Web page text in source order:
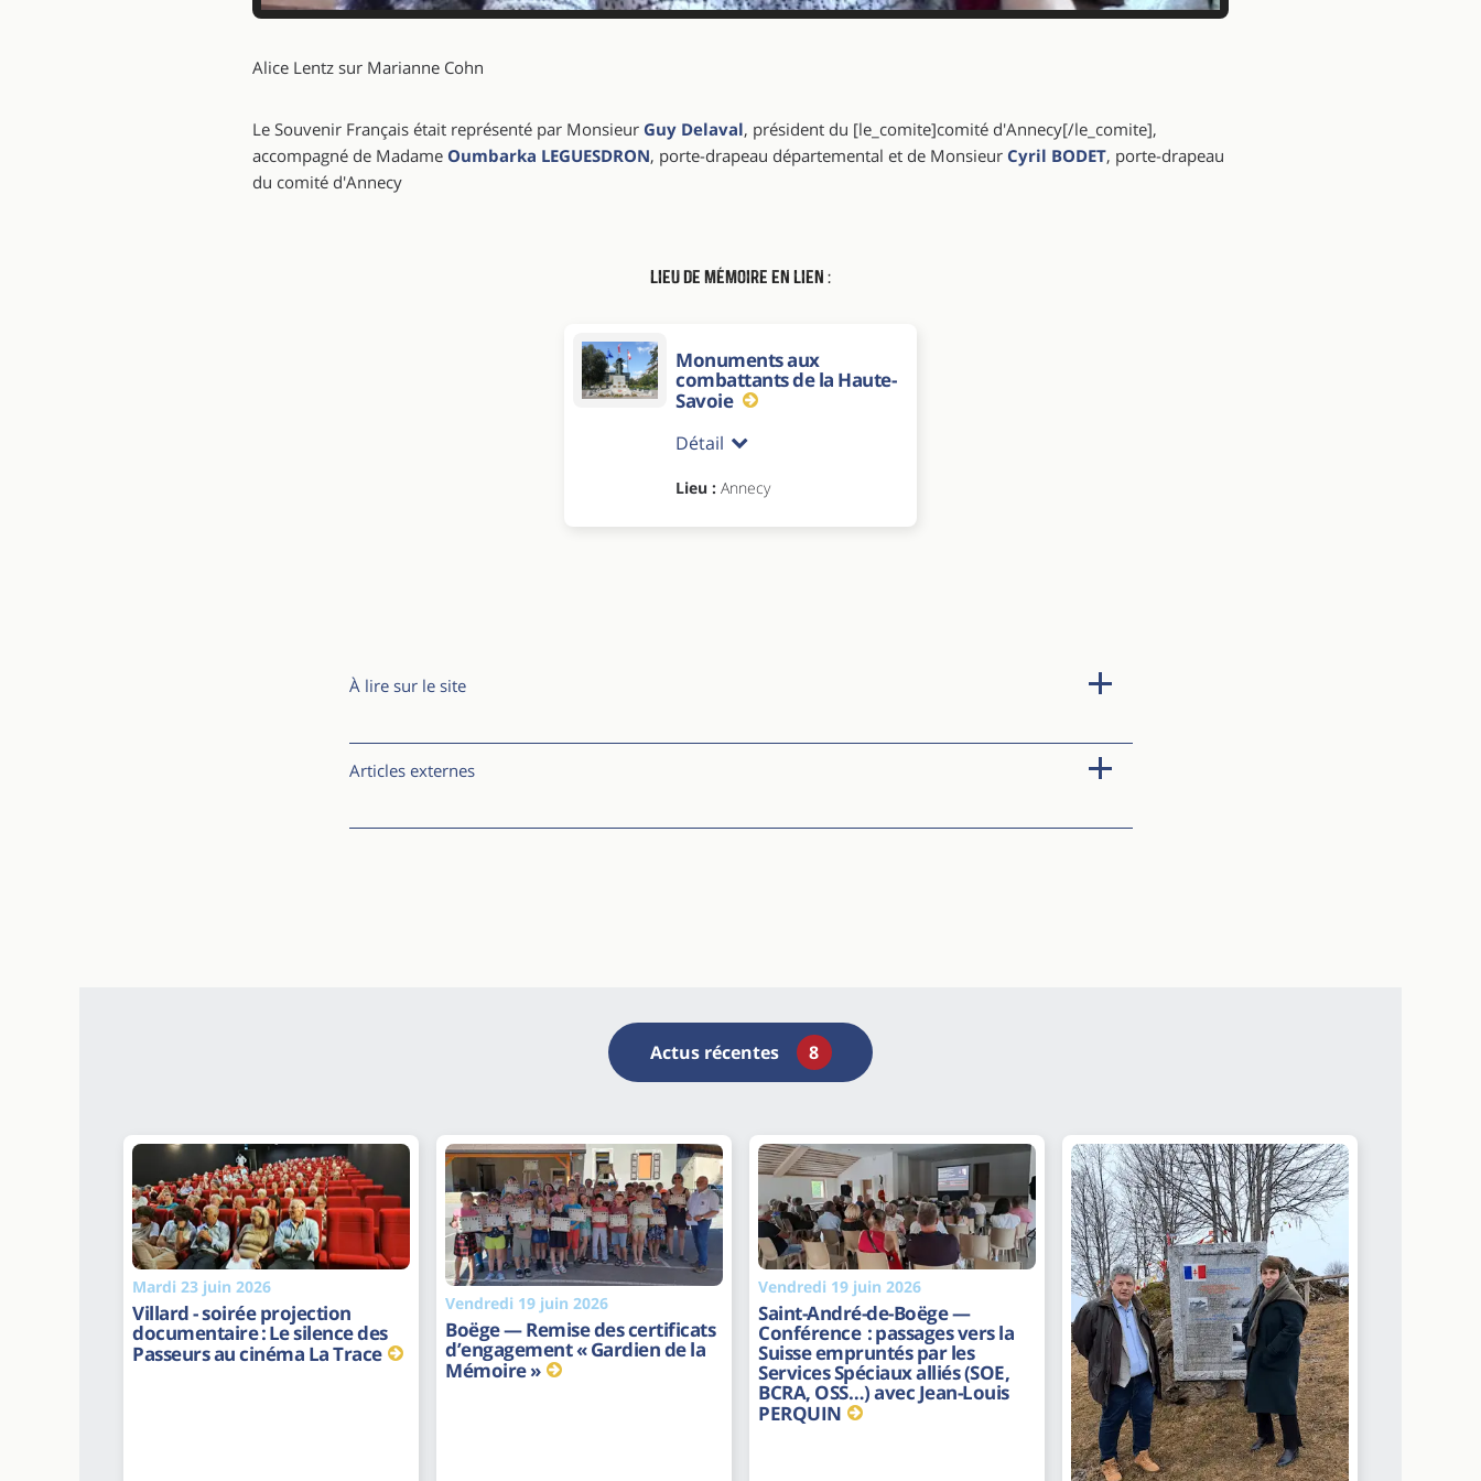
Alice Lentz sur Marianne Cohn
Le Souvenir Français était représenté par Monsieur Guy Delaval, président du [le_comite]comité d'Annecy[/le_comite],
accompagné de Madame Oumbarka LEGUESDRON, porte-drapeau départemental et de Monsieur Cyril BODET, porte-drapeau
du comité d'Annecy
Lieu de mémoire en lien :
Monuments aux
combattants de la Haute-
Savoie
Détail
Lieu : Annecy
À lire sur le site
Articles externes
Actus récentes 8
Mardi 23 juin 2026
Villard - soirée projection
documentaire : Le silence des
Passeurs au cinéma La Trace
Vendredi 19 juin 2026
Boëge — Remise des certificats
d’engagement « Gardien de la
Mémoire »
Vendredi 19 juin 2026
Saint-André-de-Boëge —
Conférence : passages vers la
Suisse empruntés par les
Services Spéciaux alliés (SOE,
BCRA, OSS…) avec Jean-Louis
PERQUIN